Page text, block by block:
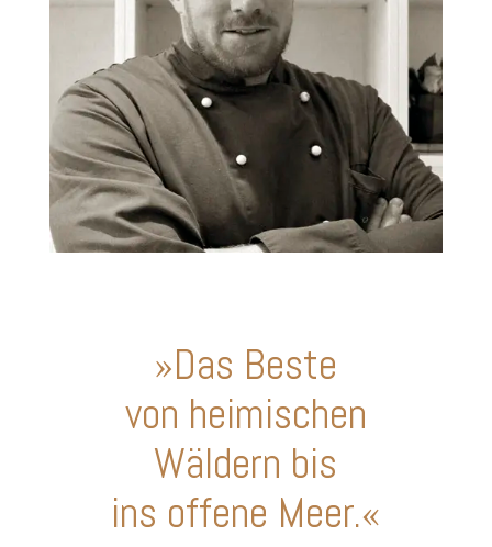
»Das Beste
von heimischen
Wäldern bis
ins offene Meer.«